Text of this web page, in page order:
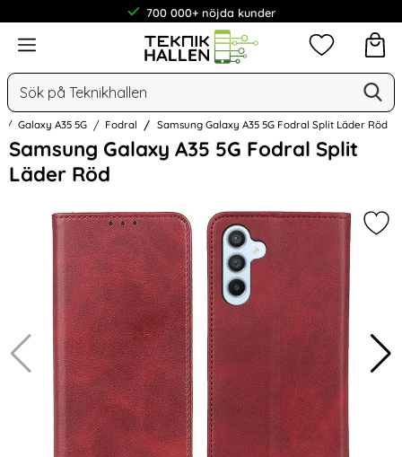
700 000+ nöjda kunder
Meny
Sök
Mina
Galaxy A35 5G Fodral Samsung Galaxy A35 5G Fodral Split Läder Röd
Samsung Galaxy A35 5G Fodral Split
Läder Röd
Hoppa
över
Bilder